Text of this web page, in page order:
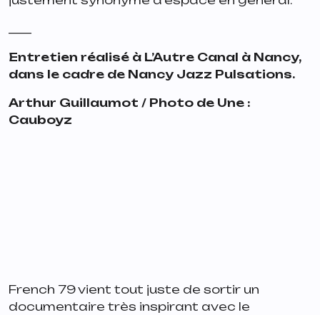
Entretien réalisé à L’Autre Canal à Nancy,
dans le cadre de Nancy Jazz Pulsations.
Arthur Guillaumot / Photo de Une :
Cauboyz
French 79 vient tout juste de sortir un
documentaire très inspirant avec le